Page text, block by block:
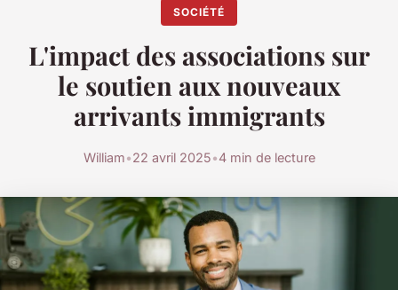
SOCIÉTÉ
L'impact des associations sur
le soutien aux nouveaux
arrivants immigrants
William•22 avril 2025•4 min de lecture